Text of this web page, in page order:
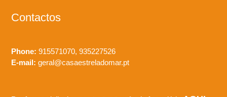
Contactos
Phone: 915571070, 935227526
E-mail: geral@casaestreladomar.pt